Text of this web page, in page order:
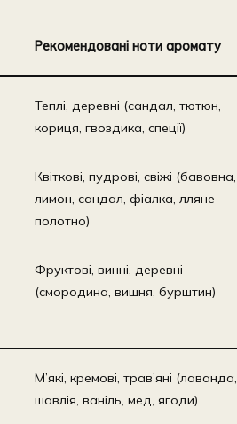
Рекомендовані ноти аромату
Теплі, деревні (сандал, тютюн,
кориця, гвоздика, спеції)
Квіткові, пудрові, свіжі (бавовна,
лимон, сандал, фіалка, лляне
полотно)
Фруктові, винні, деревні
(смородина, вишня, бурштин)
М’які, кремові, трав’яні (лаванда,
шавлія, ваніль, мед, ягоди)